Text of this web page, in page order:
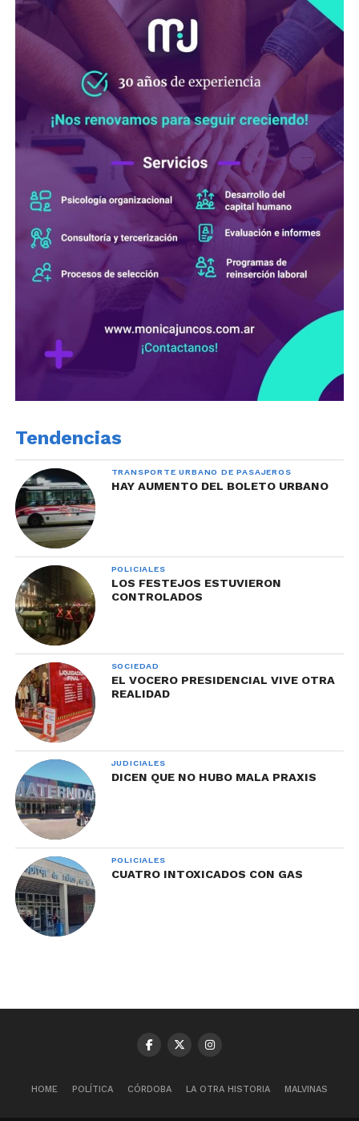
Tendencias
TRANSPORTE URBANO DE PASAJEROS
HAY AUMENTO DEL BOLETO URBANO
POLICIALES
LOS FESTEJOS ESTUVIERON
CONTROLADOS
SOCIEDAD
EL VOCERO PRESIDENCIAL VIVE OTRA
REALIDAD
JUDICIALES
DICEN QUE NO HUBO MALA PRAXIS
POLICIALES
CUATRO INTOXICADOS CON GAS
HOME POLÍTICA CÓRDOBA LA OTRA HISTORIA MALVINAS